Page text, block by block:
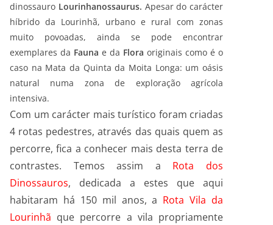
dinossauro Lourinhanossaurus. Apesar do carácter
híbrido da Lourinhã, urbano e rural com zonas
muito povoadas, ainda se pode encontrar
exemplares da Fauna e da Flora originais como é o
caso na Mata da Quinta da Moita Longa: um oásis
natural numa zona de exploração agrícola
intensiva.
Com um carácter mais turístico foram criadas
4 rotas pedestres, através das quais quem as
percorre, fica a conhecer mais desta terra de
contrastes. Temos assim a Rota dos
Dinossauros, dedicada a estes que aqui
habitaram há 150 mil anos, a Rota Vila da
Lourinhã que percorre a vila propriamente